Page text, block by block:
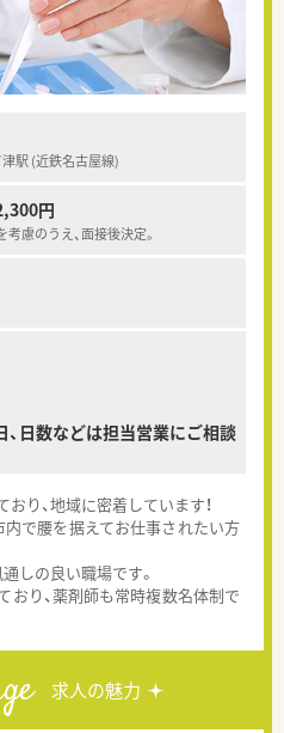
駅 (近鉄名古屋線)
円
慮のうえ、面接後決定。
、日数などは担当営業にご相談
り、地域に密着しています！
で腰を据えてお仕事されたい方
しの良い職場です。
り、薬剤師も常時複数名体制で
求人の魅力